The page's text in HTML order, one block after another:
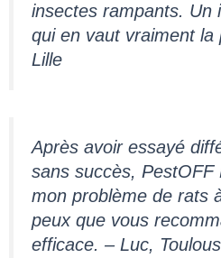
insectes rampants. Un
qui en vaut vraiment la
Lille
Après avoir essayé
sans succès, PestOFF
mon problème de rats
peux que vous
efficace. – Luc,